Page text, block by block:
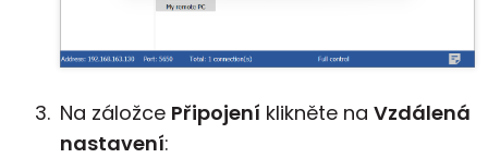
Na záložce Připojení klikněte na Vzdálená
nastavení: